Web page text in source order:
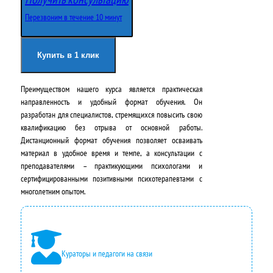
о
ч
а
л
ь
н
а
я
ц
е
н
щ
я
ц
е
н
а
:
4
9
0
Перезвоним в течение 10 минут
Купить в 1 клик
Преимуществом нашего курса является практическая
направленность и удобный формат обучения. Он
разработан для специалистов, стремящихся повысить свою
квалификацию без отрыва от основной работы.
Дистанционный формат обучения позволяет осваивать
материал в удобное время и темпе, а консультации с
преподавателями – практикующими психологами и
сертифицированными позитивными психотерапевтами с
многолетним опытом.
Кураторы и педагоги на связи